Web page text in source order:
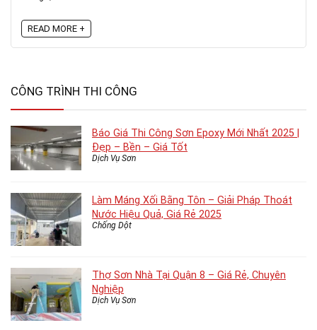
READ MORE +
CÔNG TRÌNH THI CÔNG
Báo Giá Thi Công Sơn Epoxy Mới Nhất 2025 |
Đẹp – Bền – Giá Tốt
Dịch Vụ Sơn
Làm Máng Xối Bằng Tôn – Giải Pháp Thoát
Nước Hiệu Quả, Giá Rẻ 2025
Chống Dột
Thợ Sơn Nhà Tại Quận 8 – Giá Rẻ, Chuyên
Nghiệp
Dịch Vụ Sơn